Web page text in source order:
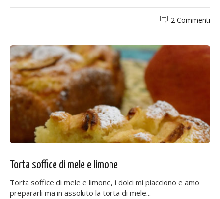
2 Commenti
Torta soffice di mele e limone
Torta soffice di mele e limone, i dolci mi piacciono e amo
prepararli ma in assoluto la torta di mele...